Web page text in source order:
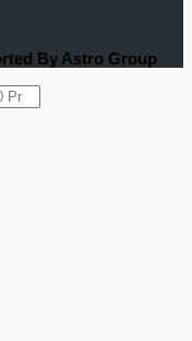
By Astro Group